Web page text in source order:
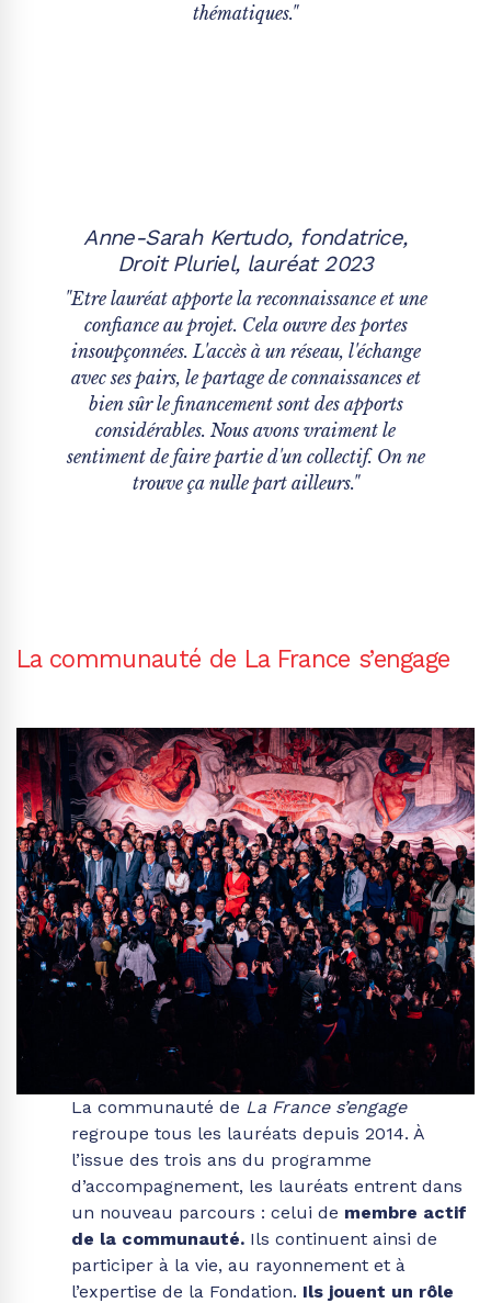
thématiques."
Anne-Sarah Kertudo, fondatrice,
Droit Pluriel, lauréat 2023
"Etre lauréat apporte la reconnaissance et une
confiance au projet. Cela ouvre des portes
insoupçonnées. L'accès à un réseau, l'échange
avec ses pairs, le partage de connaissances et
bien sûr le financement sont des apports
considérables. Nous avons vraiment le
sentiment de faire partie d'un collectif. On ne
trouve ça nulle part ailleurs."
La communauté de La France s’engage
La communauté de La France s’engage
regroupe tous les lauréats depuis 2014. À
l’issue des trois ans du programme
d’accompagnement, les lauréats entrent dans
un nouveau parcours : celui de membre actif
de la communauté. Ils continuent ainsi de
participer à la vie, au rayonnement et à
l’expertise de la Fondation. Ils jouent un rôle